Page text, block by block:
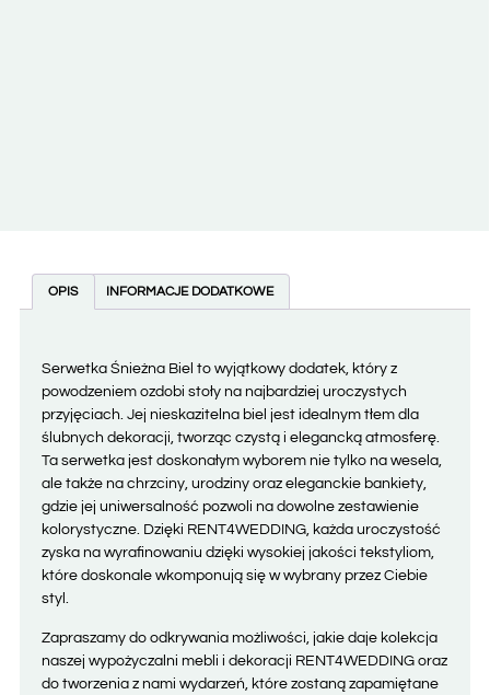
OPIS INFORMACJE DODATKOWE
Serwetka Śnieżna Biel to wyjątkowy dodatek, który z
powodzeniem ozdobi stoły na najbardziej uroczystych
przyjęciach. Jej nieskazitelna biel jest idealnym tłem dla
ślubnych dekoracji, tworząc czystą i elegancką atmosferę.
Ta serwetka jest doskonałym wyborem nie tylko na wesela,
ale także na chrzciny, urodziny oraz eleganckie bankiety,
gdzie jej uniwersalność pozwoli na dowolne zestawienie
kolorystyczne. Dzięki RENT4WEDDING, każda uroczystość
zyska na wyrafinowaniu dzięki wysokiej jakości tekstyliom,
które doskonale wkomponują się w wybrany przez Ciebie
styl.
Zapraszamy do odkrywania możliwości, jakie daje kolekcja
naszej wypożyczalni mebli i dekoracji RENT4WEDDING oraz
do tworzenia z nami wydarzeń, które zostaną zapamiętane